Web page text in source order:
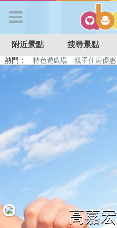
APP登入
首 頁
搜尋景點
好康優惠
最新留言
附近景點 搜尋景點
熱門： 特色遊戲場 親子住房優惠
溜滑梯民宿
觀光工廠
高嘉宏